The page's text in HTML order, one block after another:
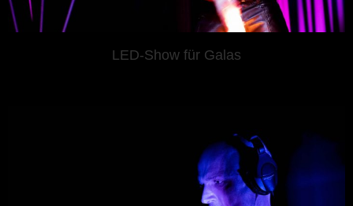
LED-Show für Galas